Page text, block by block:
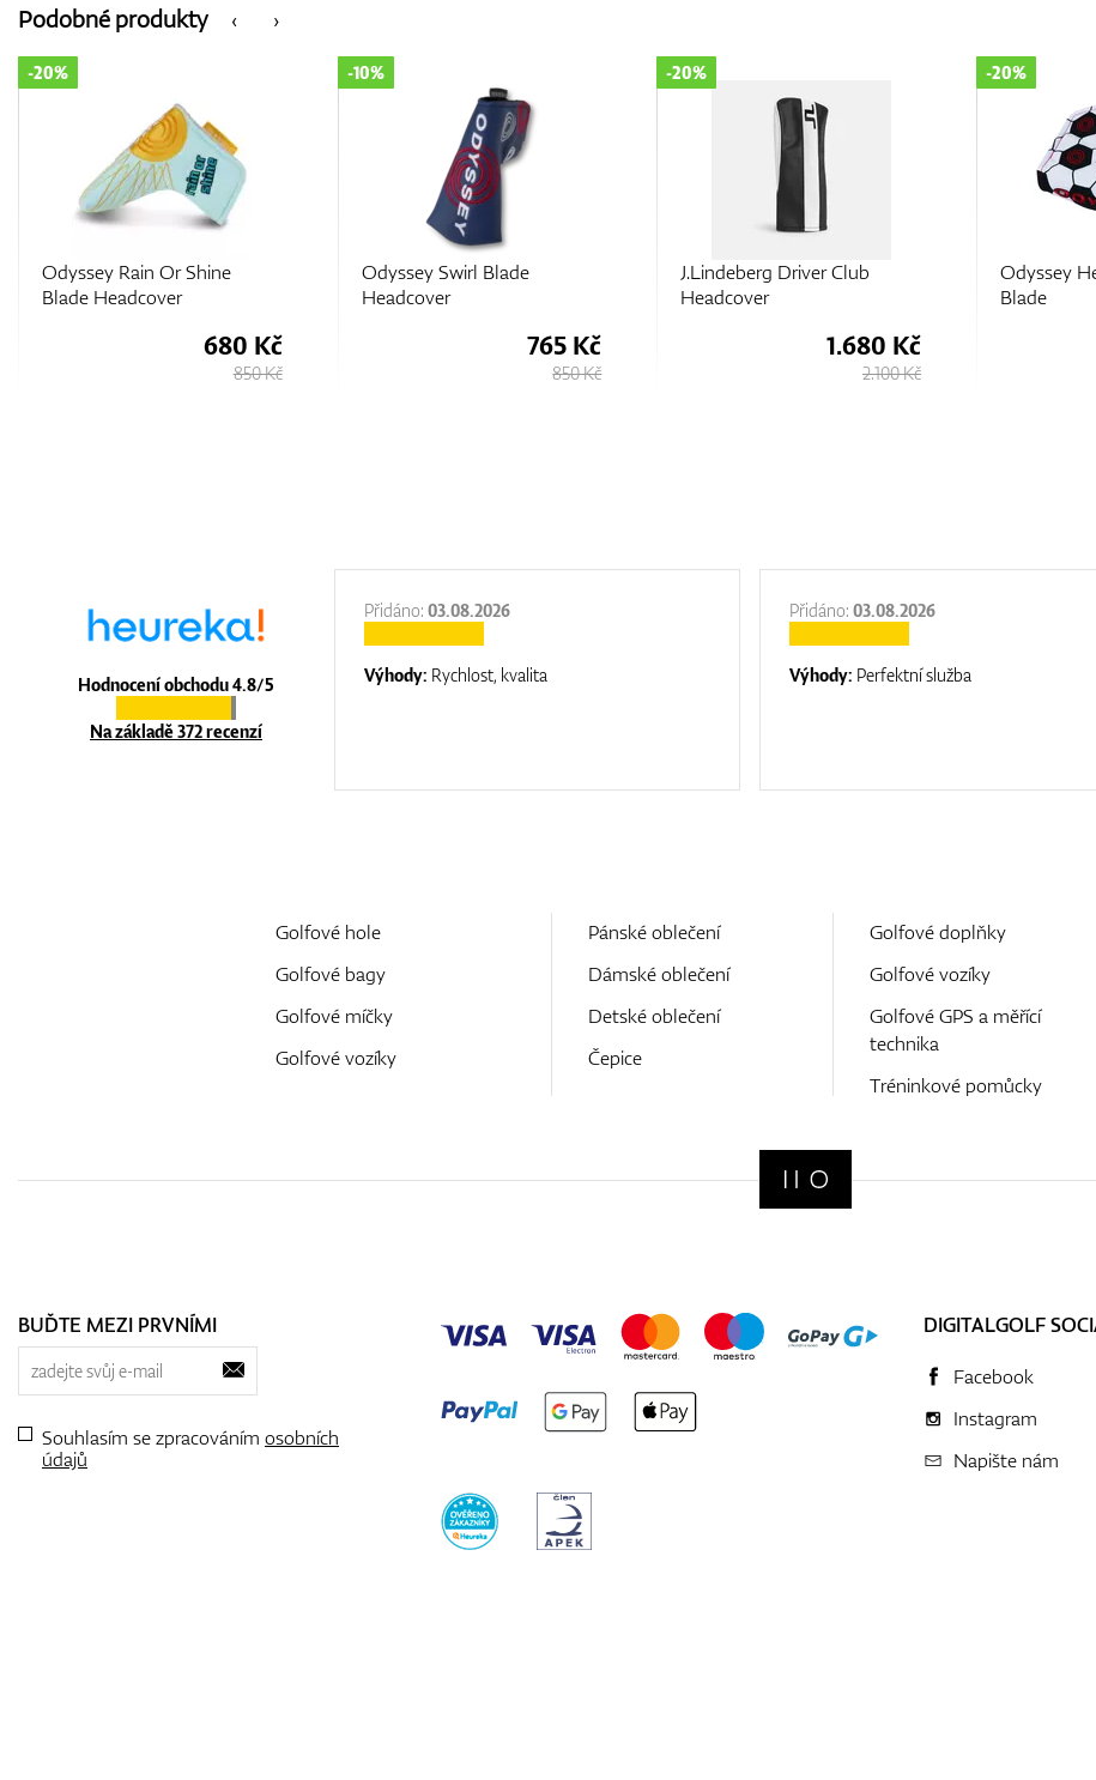
‹
Podobné produkty ›
Odyssey Swirl Blade
Headcover
-10%
765 Kč
850 Kč
J.Lindeberg Driver Club
Headcover
-20%
1.680 Kč
2.100 Kč
Odyssey Head Cover Soccer
Blade
-20%
520 Kč
650 Kč
Titleist
Headcover
-20%
Hodnocení obchodu 4.8/5
Na základě 372 recenzí
Přidáno:03.08.2026
Výhody: Rychlost, kvalita
Přidáno:03.08.2026
Výhody: Perfektní služba
Golfové hole
Golfové bagy
Golfové míčky
Golfové vozíky
Pánské oblečení
Dámské oblečení
Detské oblečení
Čepice
Golfové doplňky
Golfové vozíky
Golfové GPS a měřící
technika
Tréninkové pomůcky
BUĎTE MEZI PRVNÍMI
Souhlasím se zpracováním osobních
údajů
DIGITALGOLF
Facebook
Instagram
Napište nám